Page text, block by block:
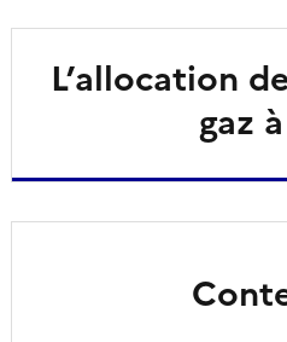
L’allocation
gaz